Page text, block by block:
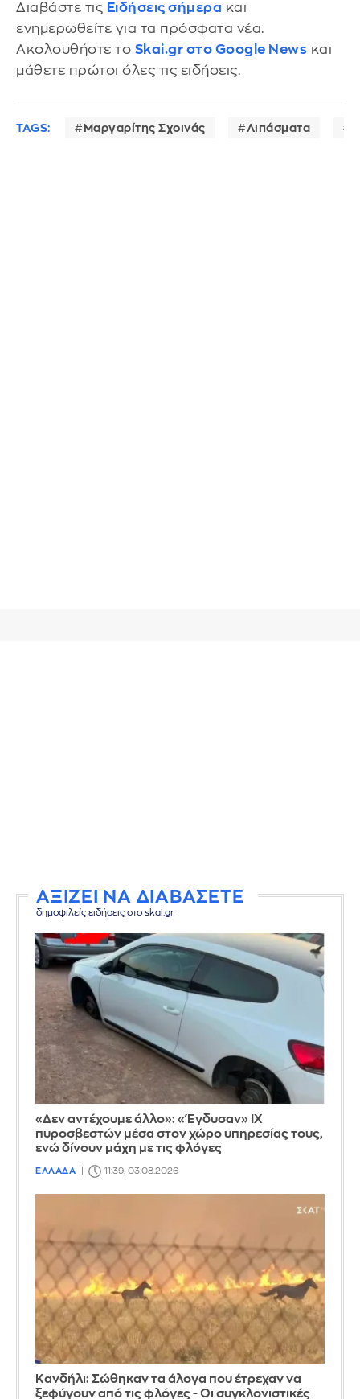
Διαβάστε τις Ειδήσεις σήμερα και
ενημερωθείτε για τα πρόσφατα νέα.
Ακολουθήστε το Skai.gr στο Google News και
μάθετε πρώτοι όλες τις ειδήσεις.
TAGS: Μαργαρίτης Σχοινάς Λιπάσματα
ΑΞΙΖΕΙ ΝΑ ΔΙΑΒΑΣΕΤΕ
δημοφιλείς ειδήσεις στο skai.gr
«Δεν αντέχουμε άλλο»: «Έγδυσαν» ΙΧ
πυροσβεστών μέσα στον χώρο υπηρεσίας τους,
ενώ δίνουν μάχη με τις φλόγες
ΕΛΛΑΔΑ 11:39, 03.08.2026
Κανδήλι: Σώθηκαν τα άλογα που έτρεχαν να
ξεφύγουν από τις φλόγες - Οι συγκλονιστικές